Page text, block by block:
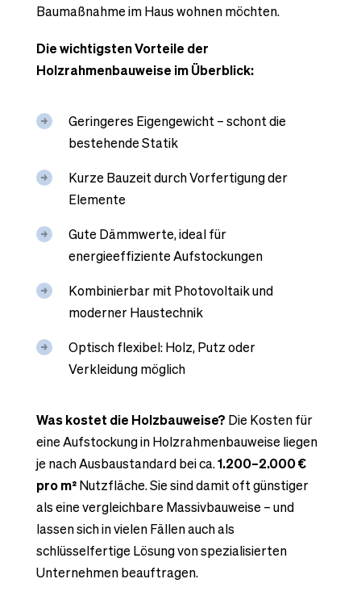
Baumaßnahme im Haus wohnen möchten.
Die wichtigsten Vorteile der
Holzrahmenbauweise im Überblick:
Geringeres Eigengewicht – schont die
bestehende Statik
Kurze Bauzeit durch Vorfertigung der
Elemente
Gute Dämmwerte, ideal für
energieeffiziente Aufstockungen
Kombinierbar mit Photovoltaik und
moderner Haustechnik
Optisch flexibel: Holz, Putz oder
Verkleidung möglich
Was kostet die Holzbauweise? Die Kosten für
eine Aufstockung in Holzrahmenbauweise liegen
je nach Ausbaustandard bei ca.1.200–2.000 €
pro m²Nutzfläche. Sie sind damit oft günstiger
als eine vergleichbare Massivbauweise – und
lassen sich in vielen Fällen auch als
schlüsselfertige Lösung von spezialisierten
Unternehmen beauftragen.